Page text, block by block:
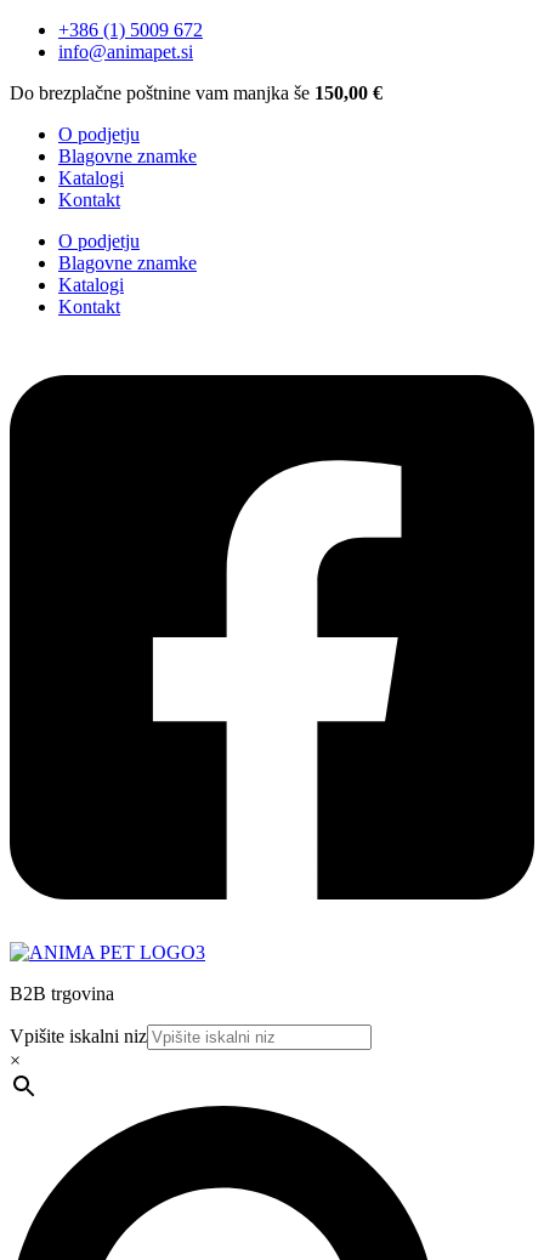
+386 (1) 5009 672
info@animapet.si
Do brezplačne poštnine vam manjka še 150,00 €
O podjetju
Blagovne znamke
Katalogi
Kontakt
O podjetju
Blagovne znamke
Katalogi
Kontakt
B2B trgovina
Vpišite iskalni niz
×